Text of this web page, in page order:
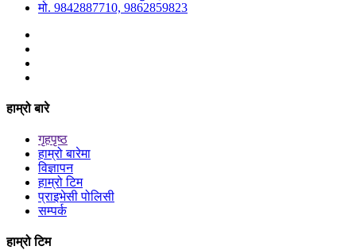
मो. 9842887710, 9862859823
हाम्रो बारे
गृहपृष्ठ
हाम्रो बारेमा
विज्ञापन
हाम्रो टिम
प्राइभेसी पोलिसी
सम्पर्क
हाम्रो टिम